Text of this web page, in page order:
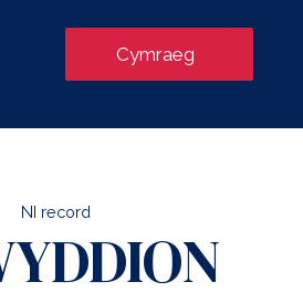
Cymraeg
NI record